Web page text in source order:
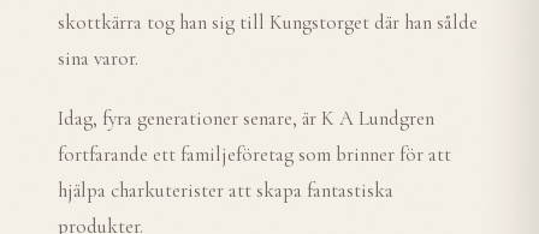
skottkärra tog han sig till Kungstorget där han sålde
sina varor.
Idag, fyra generationer senare, är K A Lundgren
fortfarande ett familjeföretag som brinner för att
hjälpa charkuterister att skapa fantastiska
produkter.